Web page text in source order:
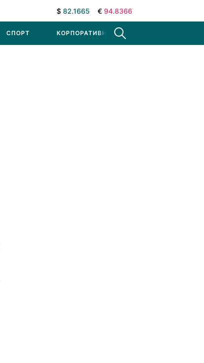
$ 82.1665 € 94.8366
СПОРТ КОРПОРАТИВНЫЕ НОВОСТИ